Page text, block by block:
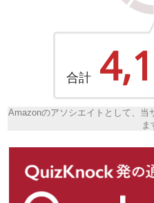
合計
Amazonのアソシエイトとして、当
ま